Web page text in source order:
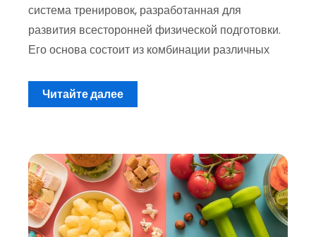
система тренировок, разработанная для
развития всесторонней физической подготовки.
Его основа состоит из комбинации различных
Читайте далее